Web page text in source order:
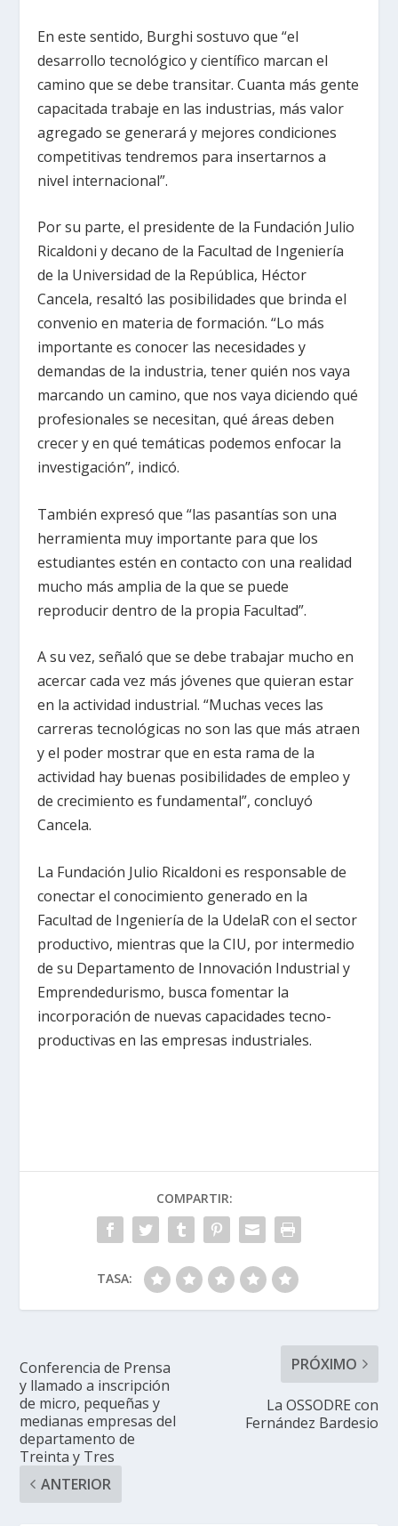
En este sentido, Burghi sostuvo que “el
desarrollo tecnológico y científico marcan el
camino que se debe transitar. Cuanta más gente
capacitada trabaje en las industrias, más valor
agregado se generará y mejores condiciones
competitivas tendremos para insertarnos a
nivel internacional”.
Por su parte, el presidente de la Fundación Julio
Ricaldoni y decano de la Facultad de Ingeniería
de la Universidad de la República, Héctor
Cancela, resaltó las posibilidades que brinda el
convenio en materia de formación. “Lo más
importante es conocer las necesidades y
demandas de la industria, tener quién nos vaya
marcando un camino, que nos vaya diciendo qué
profesionales se necesitan, qué áreas deben
crecer y en qué temáticas podemos enfocar la
investigación”, indicó.
También expresó que “las pasantías son una
herramienta muy importante para que los
estudiantes estén en contacto con una realidad
mucho más amplia de la que se puede
reproducir dentro de la propia Facultad”.
A su vez, señaló que se debe trabajar mucho en
acercar cada vez más jóvenes que quieran estar
en la actividad industrial. “Muchas veces las
carreras tecnológicas no son las que más atraen
y el poder mostrar que en esta rama de la
actividad hay buenas posibilidades de empleo y
de crecimiento es fundamental”, concluyó
Cancela.
La Fundación Julio Ricaldoni es responsable de
conectar el conocimiento generado en la
Facultad de Ingeniería de la UdelaR con el sector
productivo, mientras que la CIU, por intermedio
de su Departamento de Innovación Industrial y
Emprendedurismo, busca fomentar la
incorporación de nuevas capacidades tecno-
productivas en las empresas industriales.
COMPARTIR:
TASA:
Conferencia de Prensa
y llamado a inscripción
de micro, pequeñas y
medianas empresas del
departamento de
Treinta y Tres
ANTERIOR
PRÓXIMO
La OSSODRE con
Fernández Bardesio